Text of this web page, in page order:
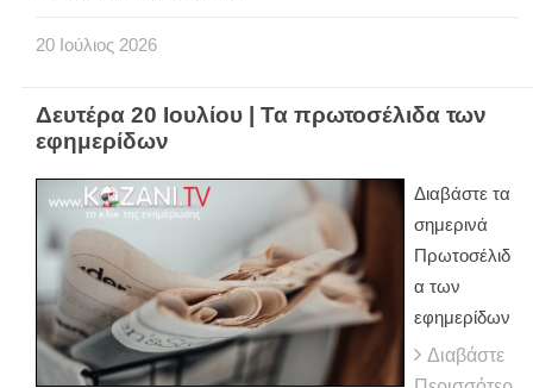
20 Ιούλιος 2026
Δευτέρα 20 Ιουλίου | Τα πρωτοσέλιδα των
εφημερίδων
Διαβάστε τα
σημερινά
Πρωτοσέλιδ
α των
εφημερίδων
Διαβάστε